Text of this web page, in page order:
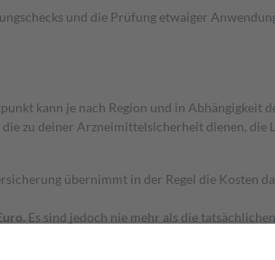
und die Prüfung etwaiger
kann je nach Region und in Abhängigkeit
zu deiner Arzneimittelsicherheit dienen, die
übernimmt in der Regel die Kosten
Es sind jedoch nie mehr als die